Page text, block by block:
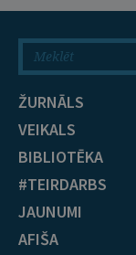
ŽURNĀLS
VEIKALS
BIBLIOTĒKA
#TEIRDARBS
JAUNUMI
AFIŠA